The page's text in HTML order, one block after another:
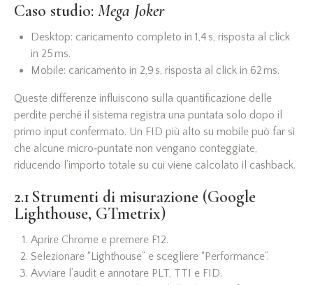
Caso studio: Mega Joker
Desktop: caricamento completo in 1,4 s, risposta al click
in 25 ms.
Mobile: caricamento in 2,9 s, risposta al click in 62 ms.
Queste differenze influiscono sulla quantificazione delle
perdite perché il sistema registra una puntata solo dopo il
primo input confermato. Un FID più alto su mobile può far sì
che alcune micro‑puntate non vengano conteggiate,
riducendo l’importo totale su cui viene calcolato il cashback.
2.1 Strumenti di misurazione (Google
Lighthouse, GTmetrix)
Aprire Chrome e premere F12.
Selezionare “Lighthouse” e scegliere “Performance”.
Avviare l’audit e annotare PLT, TTI e FID.